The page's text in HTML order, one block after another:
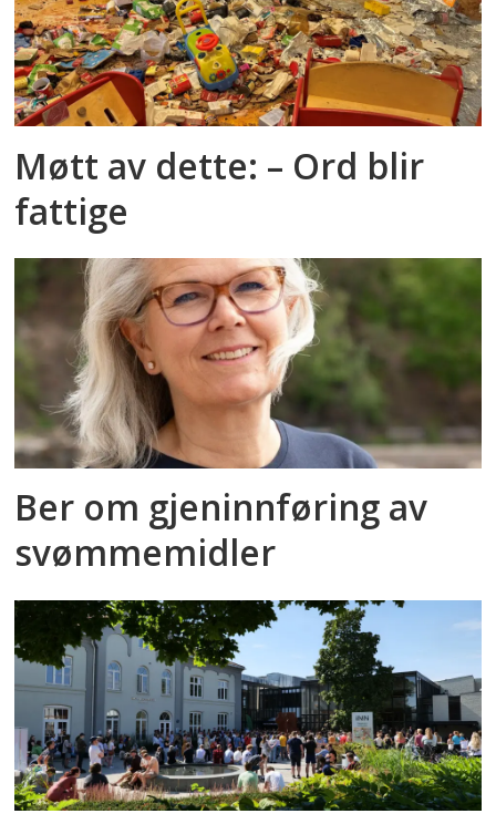
Møtt av dette: – Ord blir
fattige
Ber om gjeninnføring av
svømmemidler